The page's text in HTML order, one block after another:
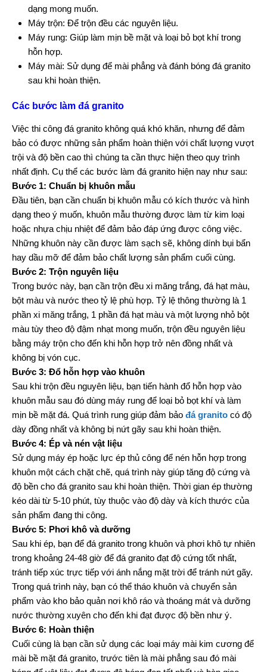
dạng mong muốn.
Máy trộn: Để trộn đều các nguyên liệu.
Máy rung: Giúp làm mịn bề mặt và loại bỏ bọt khí trong
hỗn hợp.
Máy mài: Sử dụng để mài phẳng và đánh bóng đá granito
sau khi hoàn thiện.
Các bước làm đá granito
Việc thi công đá granito không quá khó khăn, nhưng để đảm
bảo có được những sản phẩm hoàn thiện với chất lượng vượt
trội và độ bền cao thì chúng ta cần thực hiện theo quy trình
nhất định. Cụ thể các bước làm đá granito hiện nay như sau:
Bước 1: Chuẩn bị khuôn mẫu
Đầu tiên, bạn cần chuẩn bị khuôn mẫu có kích thước và hình
dạng theo ý muốn, khuôn mẫu thường được làm từ kim loại
hoặc nhựa chịu nhiệt để đảm bảo đáp ứng được công việc.
Những khuôn này cần được làm sạch sẽ, không dính bụi bẩn
hay dầu mỡ để đảm bảo chất lượng sản phẩm cuối cùng.
Bước 2: Trộn nguyên liệu
Trong bước này, bạn cần trộn đều xi măng trắng, đá hạt màu,
bột màu và nước theo tỷ lệ phù hợp. Tỷ lệ thông thường là 1
phần xi măng trắng, 1 phần đá hạt màu và một lượng nhỏ bột
màu tùy theo độ đậm nhạt mong muốn, trộn đều nguyên liệu
bằng máy trộn cho đến khi hỗn hợp trở nên đồng nhất và
không bị vón cục.
Bước 3: Đổ hỗn hợp vào khuôn
Sau khi trộn đều nguyên liệu, bạn tiến hành đổ hỗn hợp vào
khuôn mẫu sau đó dùng máy rung để loại bỏ bọt khí và làm
mịn bề mặt đá. Quá trình rung giúp đảm bảo đá granito có độ
dày đồng nhất và không bị nứt gãy sau khi hoàn thiện.
Bước 4: Ép và nén vật liệu
Sử dụng máy ép hoặc lực ép thủ công để nén hỗn hợp trong
khuôn một cách chặt chẽ, quá trình này giúp tăng độ cứng và
độ bền cho đá granito sau khi hoàn thiện. Thời gian ép thường
kéo dài từ 5-10 phút, tùy thuộc vào độ dày và kích thước của
sản phẩm đang thi công.
Bước 5: Phơi khô và dưỡng
Sau khi ép, bạn để đá granito trong khuôn và phơi khô tự nhiên
trong khoảng 24-48 giờ để đá granito đạt độ cứng tốt nhất,
tránh tiếp xúc trực tiếp với ánh nắng mặt trời để tránh nứt gãy.
Trong quá trình này, bạn có thể tháo khuôn và chuyển sản
phẩm vào kho bảo quản nơi khô ráo và thoáng mát và dưỡng
nước thường xuyên cho đến khi đạt được độ bền như ý.
Bước 6: Hoàn thiện
Cuối cùng là bạn cần sử dụng các loại máy mài kim cương để
mài bề mặt đá granito, trước tiên là mài phẳng sau đó mài